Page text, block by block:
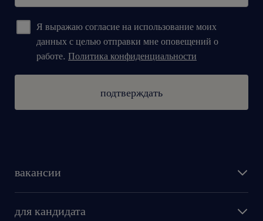
Я выражаю согласие на использование моих
данных с целью отправки мне оповещений о
работе. Политика конфиденциальности
подтверждать
вакансии
для кандидата